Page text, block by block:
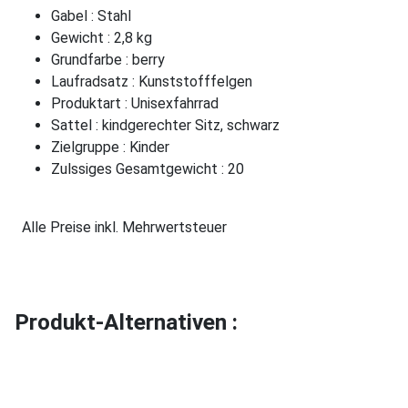
Gabel : Stahl
Gewicht : 2,8 kg
Grundfarbe : berry
Laufradsatz : Kunststofffelgen
Produktart : Unisexfahrrad
Sattel : kindgerechter Sitz, schwarz
Zielgruppe : Kinder
Zulssiges Gesamtgewicht : 20
Alle Preise inkl. Mehrwertsteuer
Produkt-Alternativen :